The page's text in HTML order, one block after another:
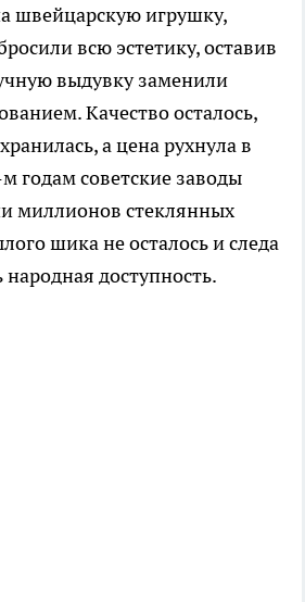
швейцарскую игрушку,
всю эстетику, оставив
выдувку заменили
Качество осталось,
а цена рухнула в
годам советские заводы
миллионов стеклянных
шика не осталось и следа
доступность.